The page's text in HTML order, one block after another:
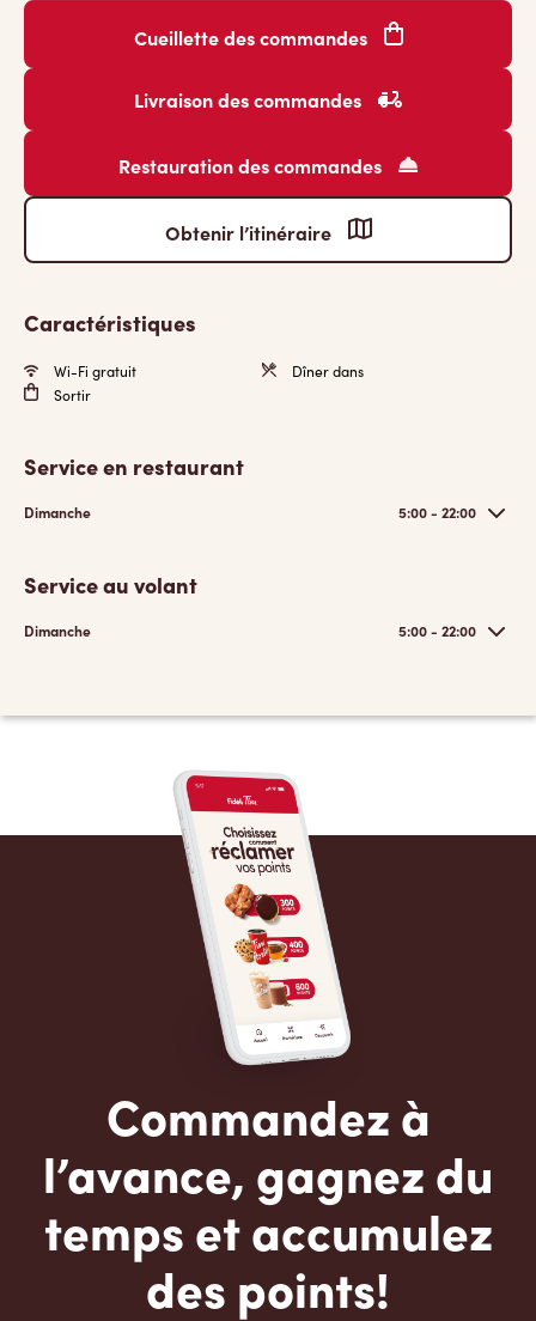
Cueillette des commandes
Livraison des commandes
Restauration des commandes
Obtenir l’itinéraire
Caractéristiques
Wi-Fi gratuit
Dîner dans
Sortir
Service en restaurant
Dimanche 5:00 - 22:00
Service au volant
Dimanche 5:00 - 22:00
Commandez à
l’avance, gagnez du
temps et accumulez
des points!